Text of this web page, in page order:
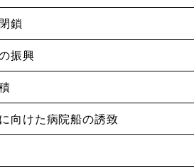
鎖
振興
向けた病院船の誘致